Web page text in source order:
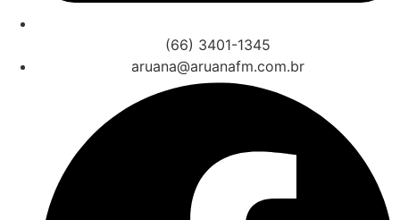
(66) 3401-1345
aruana@aruanafm.com.br